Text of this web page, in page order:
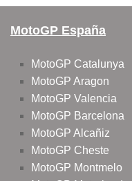
MotoGP España
MotoGP Catalunya
MotoGP Aragon
MotoGP Valencia
MotoGP Barcelona
MotoGP Alcañiz
MotoGP Cheste
MotoGP Montmelo